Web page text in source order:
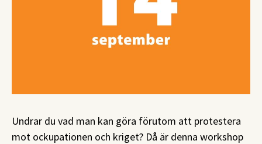
Undrar du vad man kan göra förutom att protestera
mot ockupationen och kriget? Då är denna workshop